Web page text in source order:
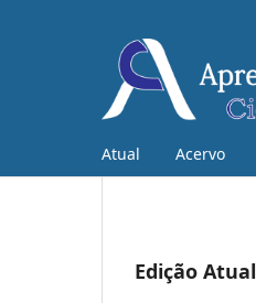
Atual Acervo
Edição Atual